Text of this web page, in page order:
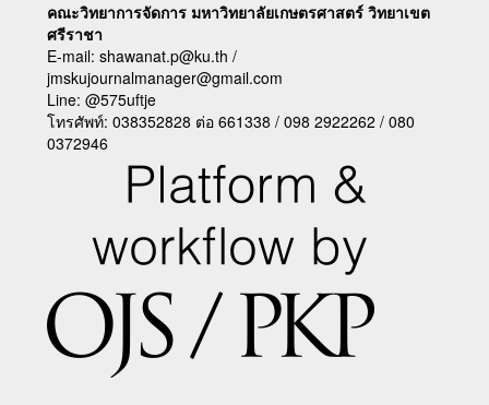
คณะวิทยาการจัดการ มหาวิทยาลัยเกษตรศาสตร์ วิทยาเขต
ศรีราชา
E-mail: shawanat.p@ku.th /
jmskujournalmanager@gmail.com
Line: @575uftje
โทรศัพท์: 038352828 ต่อ 661338 / 098 2922262 / 080
0372946